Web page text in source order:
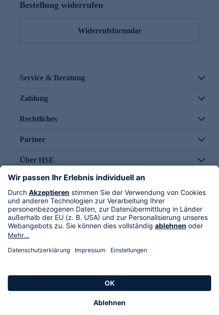
Bestellung widerrufen
Widerrufsformular
Service & Beratung
Zahlung
Rechtliches
Partner
Über HSE
Im TV
HSE International